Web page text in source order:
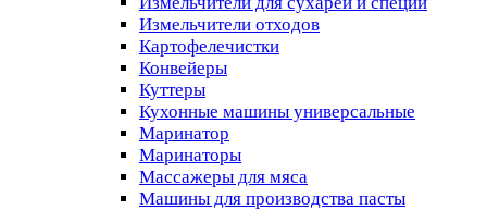
Измельчители отходов
Картофелечистки
Конвейеры
Куттеры
Кухонные машины универсальные
Маринатор
Маринаторы
Массажеры для мяса
Машины для производства пасты